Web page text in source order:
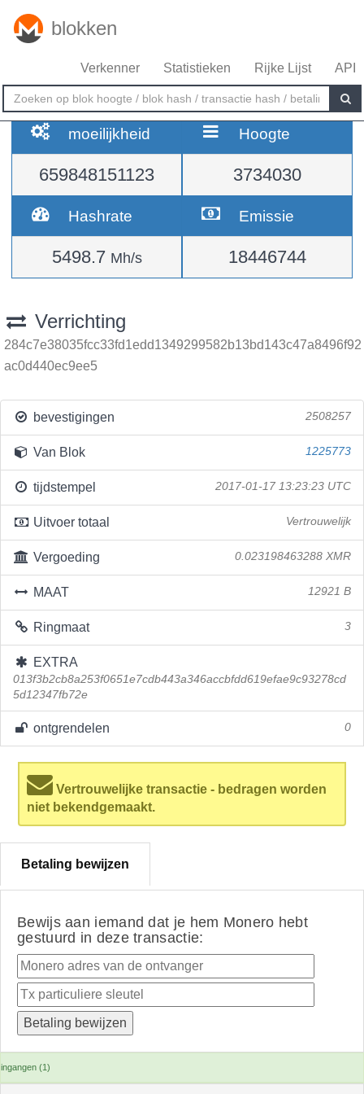
blokken
Verkenner Statistieken Rijke Lijst API
moeilijkheid
659848151123
Hoogte
3734030
Hashrate
5498.7 Mh/s
Emissie
18446744
Verrichting
284c7e38035fcc33fd1edd1349299582b13bd143c47a8496f92
ac0d440ec9ee5
bevestigingen 2508257
Van Blok 1225773
tijdstempel 2017-01-17 13:23:23 UTC
Uitvoer totaal Vertrouwelijk
Vergoeding 0.023198463288 XMR
MAAT 12921 B
Ringmaat 3
EXTRA
013f3b2cb8a253f0651e7cdb443a346accbfdd619efae9c93278cd
5d12347fb72e
ontgrendelen 0
Vertrouwelijke transactie - bedragen worden
niet bekendgemaakt.
Betaling bewijzen
Bewijs aan iemand dat je hem Monero hebt
gestuurd in deze transactie:
ingangen (1)